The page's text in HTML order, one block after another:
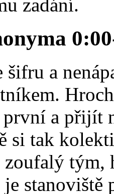
zadání.
a
a přijít
si tak
tým,
stanoviště